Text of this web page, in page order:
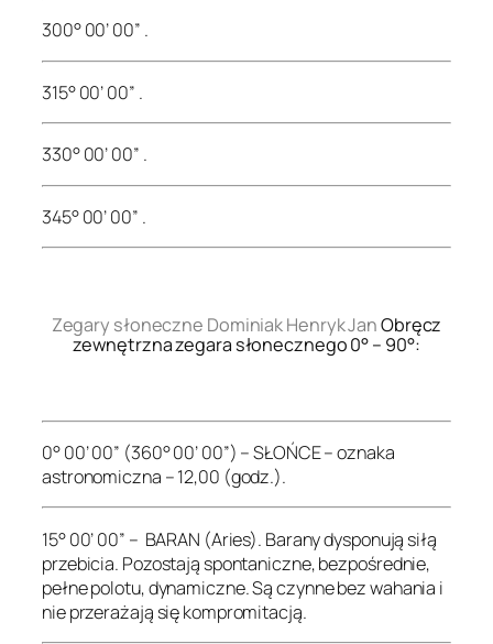
300° 00’ 00” .
315° 00’ 00” .
330° 00’ 00” .
345° 00’ 00” .
Zegary słoneczne Dominiak Henryk JanObręcz
zewnętrzna zegara słonecznego 0° – 90°:
0° 00’ 00” (360° 00’ 00”) – SŁOŃCE – oznaka
astronomiczna – 12,00 (godz.).
15° 00’ 00” – BARAN (Aries). Barany dysponują siłą
przebicia. Pozostają spontaniczne, bezpośrednie,
pełne polotu, dynamiczne. Są czynne bez wahania i
nie przerażają się kompromitacją.